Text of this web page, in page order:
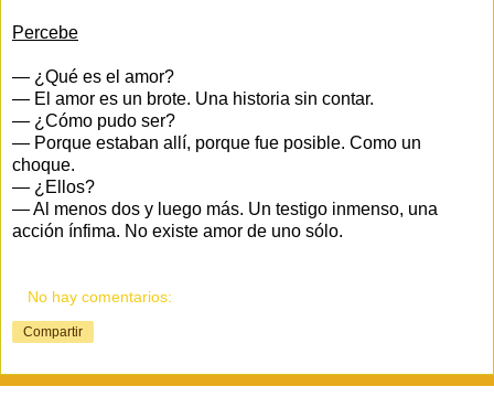
Percebe
— ¿Qué es el amor?
— El amor es un brote. Una historia sin contar.
— ¿Cómo pudo ser?
— Porque estaban allí, porque fue posible. Como un
choque.
— ¿Ellos?
— Al menos dos y luego más. Un testigo inmenso, una
acción ínfima. No existe amor de uno sólo.
No hay comentarios:
Compartir